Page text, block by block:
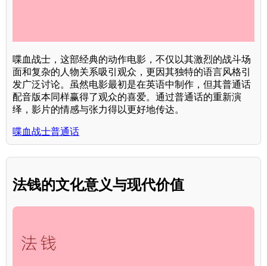
喋血战士，这部经典的动作电影，不仅以其激烈的战斗场
面和复杂的人物关系吸引观众，更因其独特的语言风格引
发广泛讨论。虽然电影最初是在英语中制作，但其普通话
配音版本同样赢得了观众的喜爱。通过普通话的重新演
绎，影片的情感与张力得以更好地传达。
喋血战士普通话
法钱的文化意义与现代价值